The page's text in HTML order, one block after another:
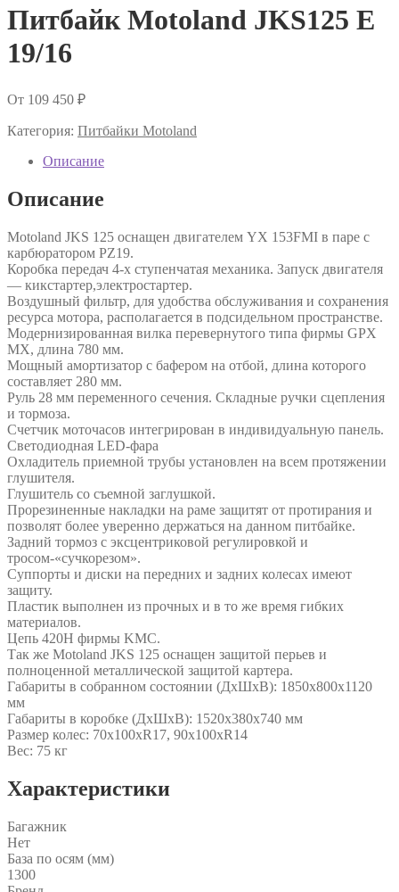
Питбайк Motoland JKS125 E
19/16
От 109 450 ₽
Категория: Питбайки Motoland
Описание
Описание
Motoland JKS 125 оснащен двигателем YX 153FMI в паре с
карбюратором PZ19.
Коробка передач 4-х ступенчатая механика. Запуск двигателя
— кикстартер,электростартер.
Воздушный фильтр, для удобства обслуживания и сохранения
ресурса мотора, располагается в подсидельном пространстве.
Модернизированная вилка перевернутого типа фирмы GPX
MX, длина 780 мм.
Мощный амортизатор с бафером на отбой, длина которого
составляет 280 мм.
Руль 28 мм переменного сечения. Складные ручки сцепления
и тормоза.
Счетчик моточасов интегрирован в индивидуальную панель.
Светодиодная LED-фара
Охладитель приемной трубы установлен на всем протяжении
глушителя.
Глушитель со съемной заглушкой.
Прорезиненные накладки на раме защитят от протирания и
позволят более уверенно держаться на данном питбайке.
Задний тормоз с эксцентриковой регулировкой и
тросом-«сучкорезом».
Cуппорты и диски на передних и задних колесах имеют
защиту.
Пластик выполнен из прочных и в то же время гибких
материалов.
Цепь 420H фирмы KMC.
Так же Motoland JKS 125 оснащен защитой перьев и
полноценной металлической защитой картера.
Габариты в собранном состоянии (ДхШхВ): 1850х800х1120
мм
Габариты в коробке (ДхШхВ): 1520х380х740 мм
Размер колес: 70х100хR17, 90х100хR14
Вес: 75 кг
Характеристики
Багажник
Нет
База по осям (мм)
1300